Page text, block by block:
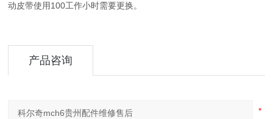
动皮带使用100工作小时需要更换。
产品咨询